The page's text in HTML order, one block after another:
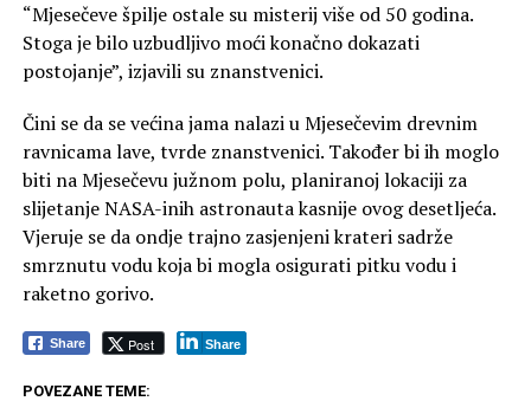
“Mjesečeve špilje ostale su misterij više od 50 godina.
Stoga je bilo uzbudljivo moći konačno dokazati
postojanje”, izjavili su znanstvenici.
Čini se da se većina jama nalazi u Mjesečevim drevnim
ravnicama lave, tvrde znanstvenici. Također bi ih moglo
biti na Mjesečevu južnom polu, planiranoj lokaciji za
slijetanje NASA-inih astronauta kasnije ovog desetljeća.
Vjeruje se da ondje trajno zasjenjeni krateri sadrže
smrznutu vodu koja bi mogla osigurati pitku vodu i
raketno gorivo.
Share Post Share
POVEZANE TEME: